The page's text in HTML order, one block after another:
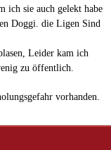
ich sie auch gelekt habe
Doggi. die Ligen Sind
Leider kam ich
zu öffentlich.
vorhanden.